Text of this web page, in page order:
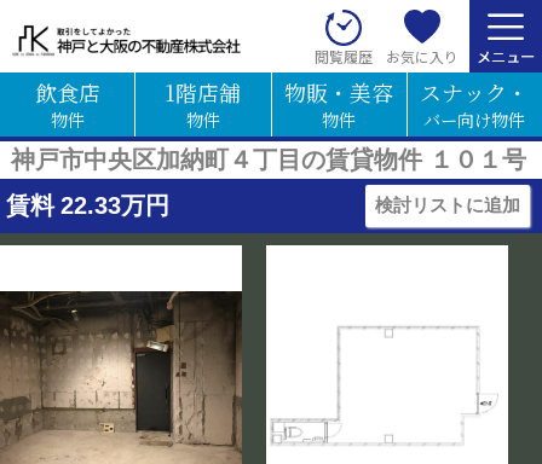
閲覧履歴 お気に入り
飲食店
物件
1階店舗
物件
物販・美容
物件
スナック・
バー向け物件
神戸市中央区加納町４丁目の賃貸物件 １０１号
賃料 22.33万円 検討リストに追加